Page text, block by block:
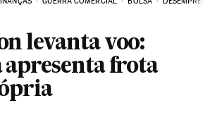
levanta voo:
apresenta frota